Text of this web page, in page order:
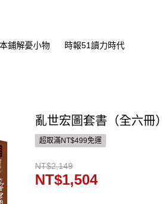
本鋪解憂小物 時報51讀力時代
亂世宏圖套書（全六冊）
超取滿NT$499免運
NT$2,149
NT$1,504